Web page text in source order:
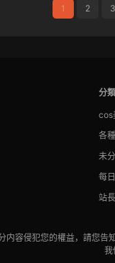
1 2 3
分類
cos
各
未
每
站
容侵犯您的權益，請您
我